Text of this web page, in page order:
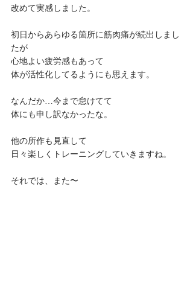
改めて実感しました。
初日からあらゆる箇所に筋肉痛が続出しまし
たが
心地よい疲労感もあって
体が活性化してるようにも思えます。
なんだか…今まで怠けてて
体にも申し訳なかったな。
他の所作も見直して
日々楽しくトレーニングしていきますね。
それでは、また〜